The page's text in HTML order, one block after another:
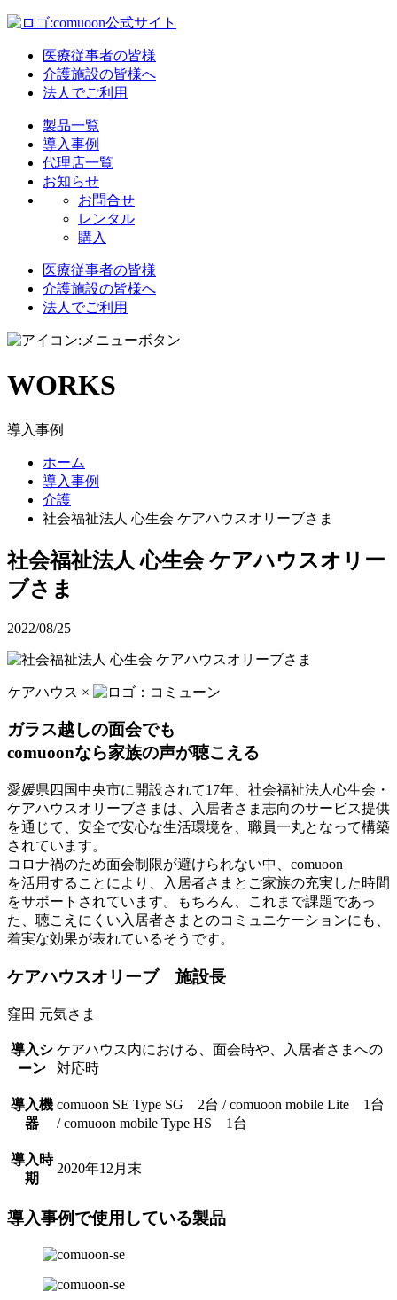
医療従事者の皆様
介護施設の皆様へ
法人でご利用
製品一覧
導入事例
代理店一覧
お知らせ
お問合せ
レンタル
購入
医療従事者の皆様
介護施設の皆様へ
法人でご利用
WORKS
導入事例
ホーム
導入事例
介護
社会福祉法人 心生会 ケアハウスオリーブさま
社会福祉法人 心生会 ケアハウスオリー
ブさま
2022/08/25
ケアハウス ×
ガラス越しの面会でも
comuoonなら家族の声が聴こえる
愛媛県四国中央市に開設されて17年、社会福祉法人心生会・
ケアハウスオリーブさまは、入居者さま志向のサービス提供
を通じて、安全で安心な生活環境を、職員一丸となって構築
されています。
コロナ禍のため面会制限が避けられない中、comuoon
を活用することにより、入居者さまとご家族の充実した時間
をサポートされています。もちろん、これまで課題であっ
た、聴こえにくい入居者さまとのコミュニケーションにも、
着実な効果が表れているそうです。
ケアハウスオリーブ 施設長
窪田 元気さま
導入シ
ーン
ケアハウス内における、面会時や、入居者さまへの
対応時
導入機
器
comuoon SE Type SG 2台 / comuoon mobile Lite 1台
/ comuoon mobile Type HS 1台
導入時
期
2020年12月末
導入事例で使用している製品